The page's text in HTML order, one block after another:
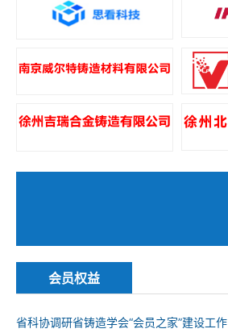
会员权益
省科协调研省铸造学会“会员之家”建设工作